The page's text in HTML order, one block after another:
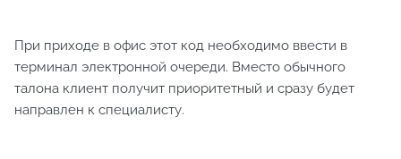
При приходе в офис этот код необходимо ввести в
терминал электронной очереди. Вместо обычного
талона клиент получит приоритетный и сразу будет
направлен к специалисту.